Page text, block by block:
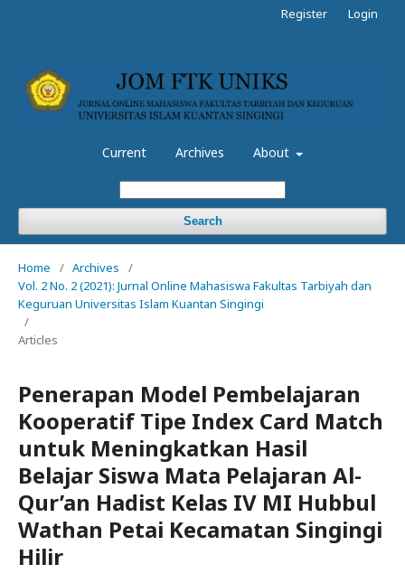
Current Archives About
Search
Register Login
Home / Archives
/
Vol. 2 No. 2 (2021): Jurnal Online Mahasiswa Fakultas Tarbiyah dan
Keguruan Universitas Islam Kuantan Singingi
/
Articles
Penerapan Model Pembelajaran
Kooperatif Tipe Index Card Match
untuk Meningkatkan Hasil
Belajar Siswa Mata Pelajaran Al-
Qur’an Hadist Kelas IV MI Hubbul
Wathan Petai Kecamatan Singingi
Hilir